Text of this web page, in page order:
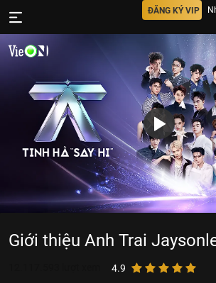
ĐĂNG KÝ VIP
Giới thiệu Anh Trai
4.9